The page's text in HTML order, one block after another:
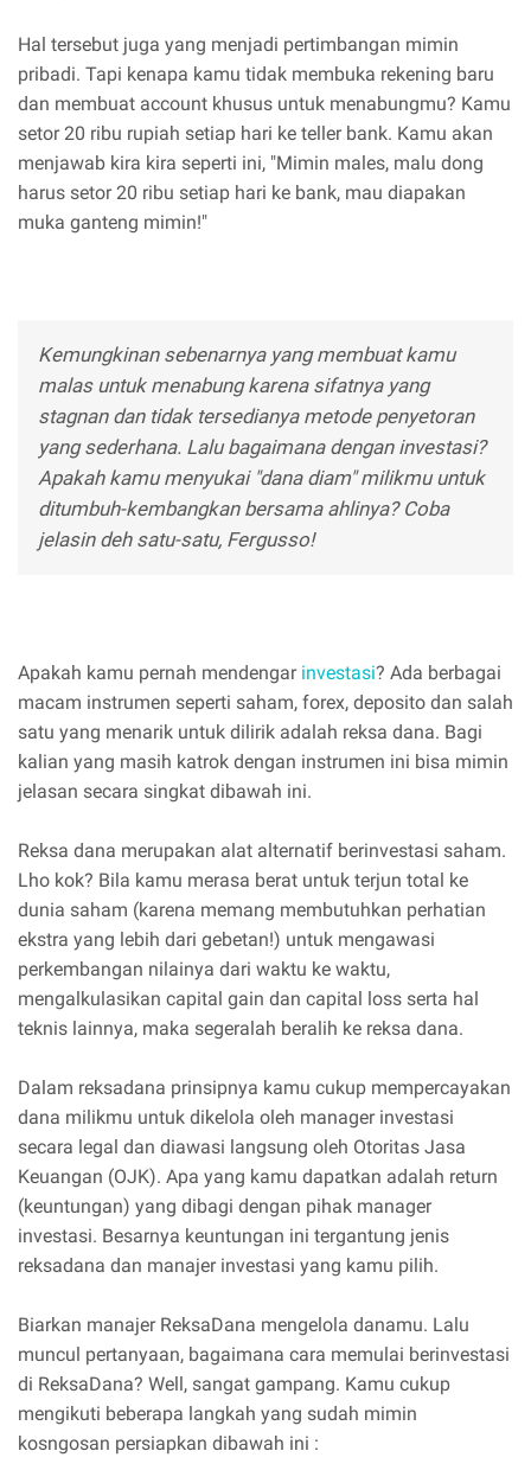
Hal tersebut juga yang menjadi pertimbangan mimin
pribadi. Tapi kenapa kamu tidak membuka rekening baru
dan membuat account khusus untuk menabungmu? Kamu
setor 20 ribu rupiah setiap hari ke teller bank. Kamu akan
menjawab kira kira seperti ini, "Mimin males, malu dong
harus setor 20 ribu setiap hari ke bank, mau diapakan
muka ganteng mimin!"
Kemungkinan sebenarnya yang membuat kamu
malas untuk menabung karena sifatnya yang
stagnan dan tidak tersedianya metode penyetoran
yang sederhana. Lalu bagaimana dengan investasi?
Apakah kamu menyukai "dana diam" milikmu untuk
ditumbuh-kembangkan bersama ahlinya? Coba
jelasin deh satu-satu, Fergusso!
Apakah kamu pernah mendengar investasi? Ada berbagai
macam instrumen seperti saham, forex, deposito dan salah
satu yang menarik untuk dilirik adalah reksa dana. Bagi
kalian yang masih katrok dengan instrumen ini bisa mimin
jelasan secara singkat dibawah ini.
Reksa dana merupakan alat alternatif berinvestasi saham.
Lho kok? Bila kamu merasa berat untuk terjun total ke
dunia saham (karena memang membutuhkan perhatian
ekstra yang lebih dari gebetan!) untuk mengawasi
perkembangan nilainya dari waktu ke waktu,
mengalkulasikan capital gain dan capital loss serta hal
teknis lainnya, maka segeralah beralih ke reksa dana.
Dalam reksadana prinsipnya kamu cukup mempercayakan
dana milikmu untuk dikelola oleh manager investasi
secara legal dan diawasi langsung oleh Otoritas Jasa
Keuangan (OJK). Apa yang kamu dapatkan adalah return
(keuntungan) yang dibagi dengan pihak manager
investasi. Besarnya keuntungan ini tergantung jenis
reksadana dan manajer investasi yang kamu pilih.
Biarkan manajer ReksaDana mengelola danamu. Lalu
muncul pertanyaan, bagaimana cara memulai berinvestasi
di ReksaDana? Well, sangat gampang. Kamu cukup
mengikuti beberapa langkah yang sudah mimin
kosngosan persiapkan dibawah ini :